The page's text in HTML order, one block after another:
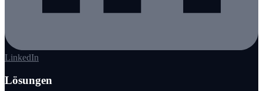
LinkedIn
Lösungen